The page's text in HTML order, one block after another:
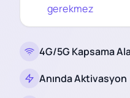
gerekmez
4G/5G Kapsama
Anında Aktivasyon